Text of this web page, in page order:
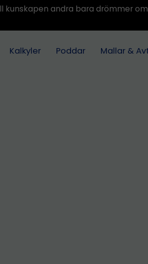
kunskapen andra bara drömmer
Kalkyler Poddar Mallar &